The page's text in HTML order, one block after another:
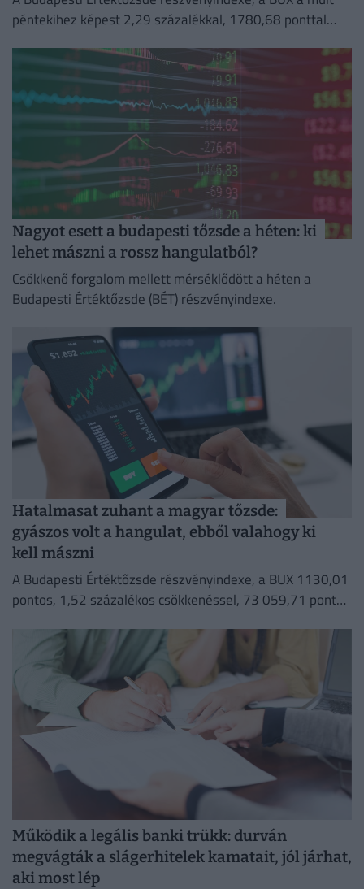
péntekihez képest 2,29 százalékkal, 1780,68 ponttal
Nagyot esett a budapesti tőzsde a héten: ki
lehet mászni a rossz hangulatból?
Csökkenő forgalom mellett mérséklődött a héten a
Budapesti Értéktőzsde (BÉT) részvényindexe.
Hatalmasat zuhant a magyar tőzsde:
gyászos volt a hangulat, ebből valahogy ki
kell mászni
A Budapesti Értéktőzsde részvényindexe, a BUX 1130,01
pontos, 1,52 százalékos csökkenéssel, 73 059,71 ponton
Működik a legális banki trükk: durván
megvágták a slágerhitelek kamatait, jól járhat,
aki most lép